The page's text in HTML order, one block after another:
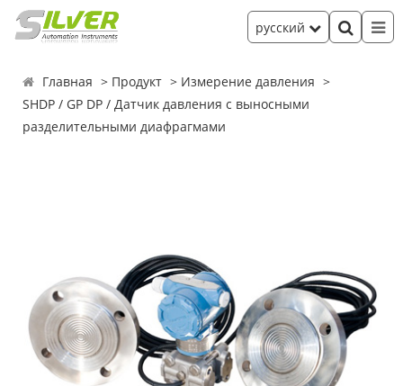
русский
Главная Продукт
Измерение давления
SHDP / GP DP / Датчик давления с выносными
разделительными диафрагмами